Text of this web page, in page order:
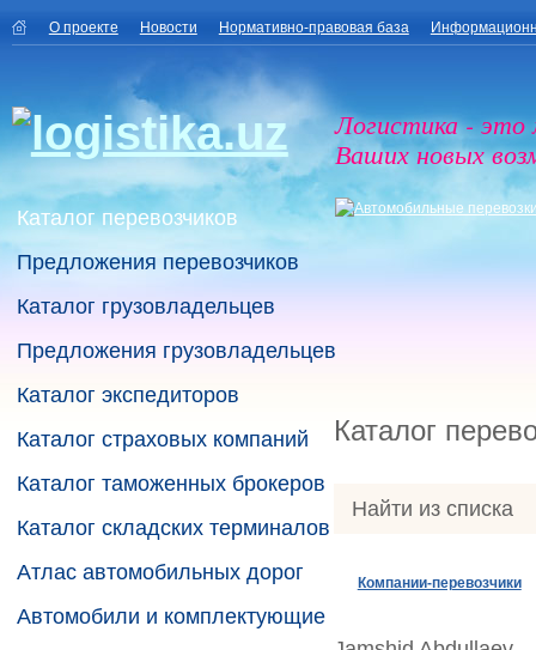
О проекте Новости Нормативно-правовая база
Логистика - это
Ваших новых
Каталог перевозчиков
Предложения перевозчиков
Каталог грузовладельцев
Предложения грузовладельцев
Каталог экспедиторов
Каталог страховых компаний
Каталог таможенных брокеров
Каталог складских терминалов
Атлас автомобильных дорог
Автомобили и комплектующие
Каталог
Найти из списка
Компании-перевозчики